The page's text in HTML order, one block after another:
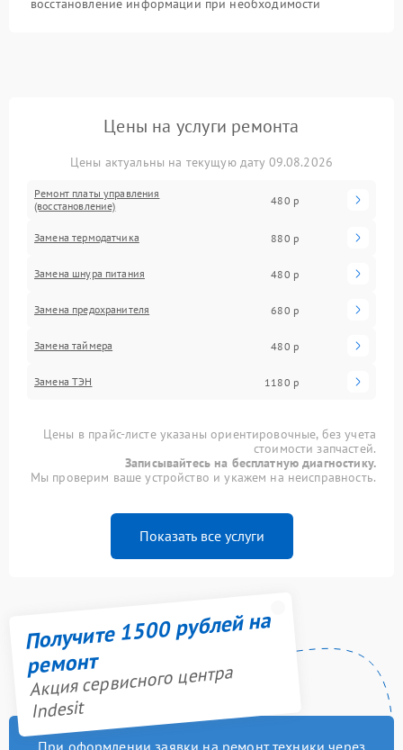
восстановление информации при необходимости
Цены на услуги ремонта
Цены актуальны на текущую дату 09.08.2026
Ремонт платы управления
(восстановление)
480 р
Замена термодатчика 880 р
Замена шнура питания 480 р
Замена предохранителя 680 р
Замена таймера 480 р
Замена ТЭН 1180 р
Цены в прайс-листе указаны ориентировочные, без учета
стоимости запчастей.
Записывайтесь на бесплатную диагностику.
Мы проверим ваше устройство и укажем на неисправность.
Показать все услуги
Получите 1500 рублей на
ремонт
Акция сервисного центра
Indesit